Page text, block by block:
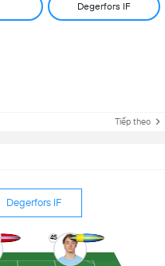
Degerfors IF
Tiếp theo
Degerfors IF
45